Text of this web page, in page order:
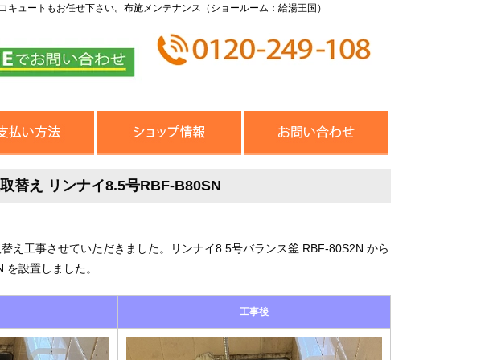
ュートもお任せ下さい。布施メンテナンス（ショールーム：給湯王国）
替え リンナイ8.5号RBF-B80SN
え工事させていただきました。リンナイ8.5号バランス釜 RBF-80S2N から
設置しました。
工事後